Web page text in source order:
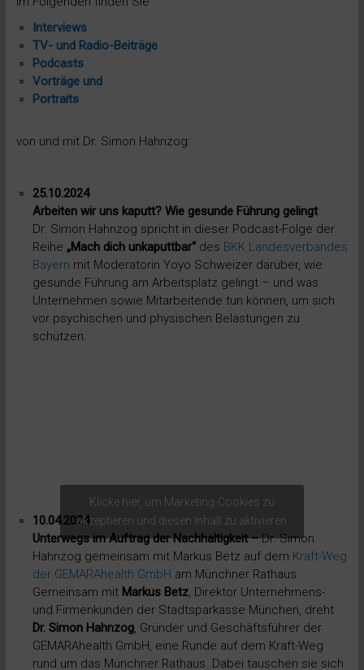
Interviews
TV- und Radio-Beiträge
Podcasts
Vorträge und
Portraits
von und mit Dr. Simon Hahnzog:
25.10.2024
Arbeiten wir uns kaputt? Wie gesunde Führung gelingt
Dr. Simon Hahnzog spricht in dieser Podcast-Folge der
Reihe „Mach dich unkaputtbar“des BKK Landesverbandes
Bayern mit Moderatorin Yoyo Schweizer darüber, wie
gesunde Führung am Arbeitsplatz gelingt – und was
Unternehmen sowie Mitarbeitende tun können, um sich
vor psychischen und physischen Belastungen zu
schützen.
Klicke hier, um Marketing-Cookies zu
akzeptieren und diesen Inhalt zu aktivieren
10.04.2024
Unterwegs im Auftrag der Nachhaltigkeit –Dr. Simon
Hahnzog gemeinsam mit Markus Betz auf dem Kraft-Weg
der GEMARAhealth GmbH am Münchner Rathaus
Gemeinsam mit Markus Betz, Direktor Unternehmens-
und Firmenkunden der Stadtsparkasse München, dreht
Dr. Simon Hahnzog, Gründer und Geschäftsführer der
GEMARAhealth GmbH, eine Runde auf dem Kraft-Weg
rund um das Münchner Rathaus. Dabei tauschen sie sich